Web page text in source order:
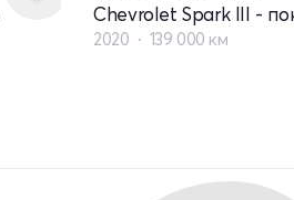
Chevrolet Spark III -
2020 139 000 км